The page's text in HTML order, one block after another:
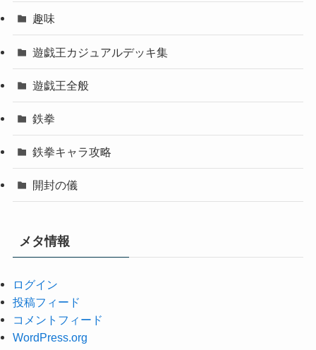
趣味
遊戯王カジュアルデッキ集
遊戯王全般
鉄拳
鉄拳キャラ攻略
開封の儀
メタ情報
ログイン
投稿フィード
コメントフィード
WordPress.org